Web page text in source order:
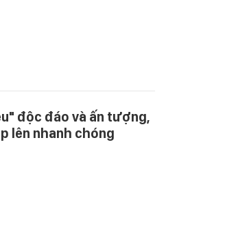
độc đáo và ấn tượng,
lên nhanh chóng